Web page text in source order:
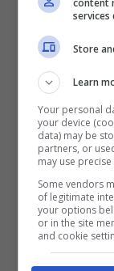
you? (Yeah)
I can’t
Is it too late
Everything
you?
content
services
Store
Learn
Your personal
your device
data) may be
partners, or
may use
Some vendors
of legitimate
your options
or in the site
and cookie